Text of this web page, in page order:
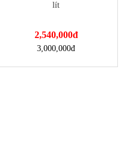
https://dienmayminhan.com/tu-
lít
2,540,000đ
3,000,000đ